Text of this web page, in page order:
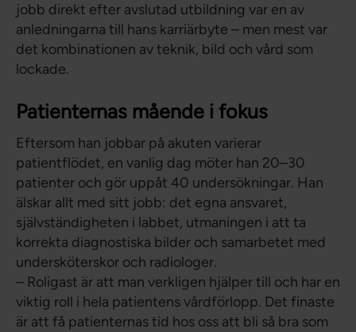
jobb direkt efter avslutad utbildning var en av
anledningarna till hans karriärbyte – men mest var
det kombinationen av teknik, bild och vård som
lockade.
Patienternas mående i fokus
Eftersom han jobbar på akuten varierar
patientflödet, en vanlig dag möter han 20–30
patienter och gör uppåt 40 undersökningar. Han
älskar allt med sitt jobb: det egna ansvaret,
självständigheten i labbet, utmaningen i att ta
korrekta diagnostiska bilder och samarbetet med
undersköterskor och radiologer.
– Roligast är att man verkligen hjälper till och har en
viktig roll i hela patientens vårdförlopp. Det finaste
är att få patienternas tid hos oss att bli så bra som